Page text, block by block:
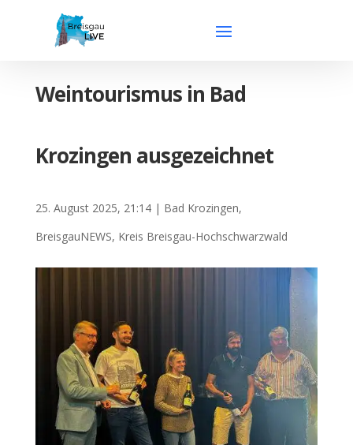
Weintourismus in Bad
Krozingen ausgezeichnet
25. August 2025, 21:14| Bad Krozingen,
BreisgauNEWS, Kreis Breisgau-Hochschwarzwald